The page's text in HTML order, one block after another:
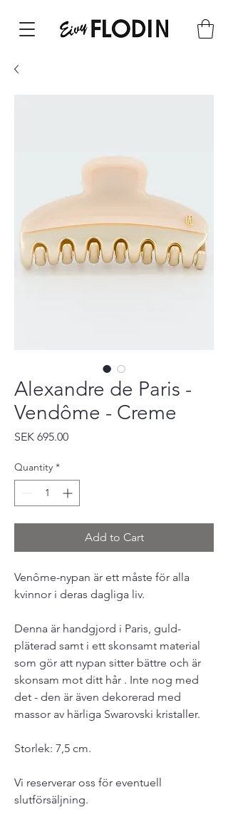
Alexandre de Paris -
Vendôme - Creme
SEK 695.00Price
Quantity *
Add to Cart
Venôme-nypan är ett måste för alla
kvinnor i deras dagliga liv.
Denna är handgjord i Paris, guld-
pläterad samt i ett skonsamt material
som gör att nypan sitter bättre och är
skonsam mot ditt hår . Inte nog med
det - den är även dekorerad med
massor av härliga Swarovski kristaller.
Storlek: 7,5 cm.
Vi reserverar oss för eventuell
slutförsäljning.